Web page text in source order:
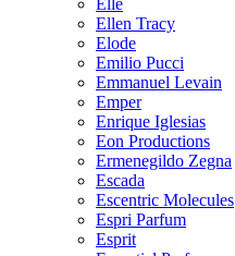
Elle
Ellen Tracy
Elode
Emilio Pucci
Emmanuel Levain
Emper
Enrique Iglesias
Eon Productions
Ermenegildo Zegna
Escada
Escentric Molecules
Espri Parfum
Esprit